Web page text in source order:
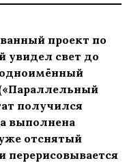
проект по
увидел свет до
получился
выполнена
отснятый